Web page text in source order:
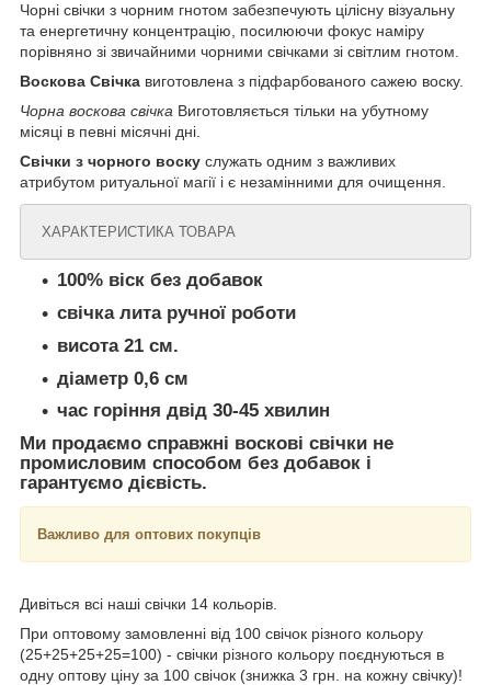
Чорні свічки з чорним гнотом забезпечують цілісну візуальну
та енергетичну концентрацію, посилюючи фокус наміру
порівняно зі звичайними чорними свічками зі світлим гнотом.
Воскова Свічка виготовлена з підфарбованого сажею воску.
Чорна воскова свічка Виготовляється тільки на убутному
місяці в певні місячні дні.
Свічки з чорного воску служать одним з важливих
атрибутом ритуальної магії і є незамінними для очищення.
ХАРАКТЕРИСТИКА ТОВАРА
100% віск без добавок
свічка лита ручної роботи
висота 21 см.
діаметр 0,6 см
час горіння двід 30-45 хвилин
Ми продаємо справжні воскові свічки не
промисловим способом без добавок і
гарантуємо дієвість.
Важливо для оптових покупців
Дивіться всі наші свічки 14 кольорів.
При оптовому замовленні від 100 свічок різного кольору
(25+25+25+25=100) - свічки різного кольору поєднуються в
одну оптову ціну за 100 свічок (знижка 3 грн. на кожну свічку)!